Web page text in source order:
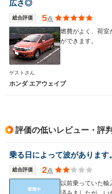
広さ◎
総合評価 5点
燃費がよく、荷室
ができます。
ゲストさん
ホンダ エアウェイブ
評価の低いレビュー・評判
乗る日によって波があります。
総合評価 2点
以前乗っていた輸